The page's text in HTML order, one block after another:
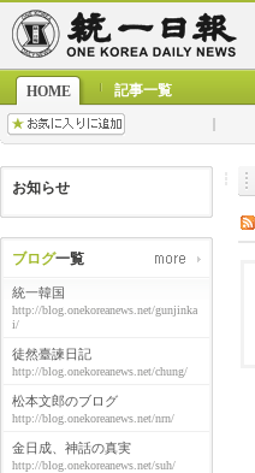
HOME 記事一覧
お知らせ
ブログ一覧
統一韓国
http://blog.onekoreanews.net/gunjinka
i/
徒然臺諫日記
http://blog.onekoreanews.net/chung/
松本文郎のブログ
http://blog.onekoreanews.net/nrn/
金日成、神話の真実
http://blog.onekoreanews.net/suh/